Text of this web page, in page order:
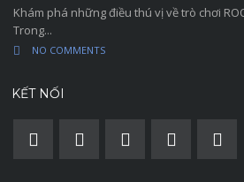
Khám phá những điều thú vị về trò chơi
Trong...
NO COMMENTS
KẾT NỐI